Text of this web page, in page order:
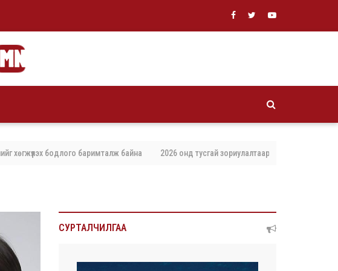
бодлого баримталж байна 2026 онд тусгай зориулалтаар агнах, барих амьтны
СУРТАЛЧИЛГАА